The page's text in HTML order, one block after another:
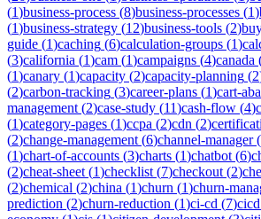
(1)business-process (8)business-processes (1)
(1)business-strategy (12)business-tools (2)
guide (1)caching (6)calculation-groups (1)
(3)california (1)cam (1)campaigns (4)canada
(1)canary (1)capacity (2)capacity-planning (2
(2)carbon-tracking (3)career-plans (1)cart-
management (2)case-study (11)cash-flow (4)
(1)category-pages (1)ccpa (2)cdn (2)
(2)change-management (6)channel-manager(
(1)chart-of-accounts (3)charts (1)chatbot (6)
(2)cheat-sheet (1)checklist (7)checkout (2)
(2)chemical (2)china (1)churn (1)churn-
prediction (2)churn-reduction (1)ci-cd (7)cicd